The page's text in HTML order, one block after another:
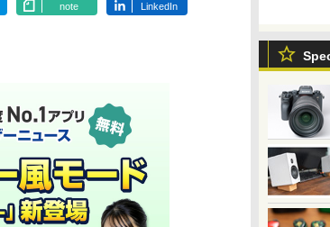
note LinkedIn